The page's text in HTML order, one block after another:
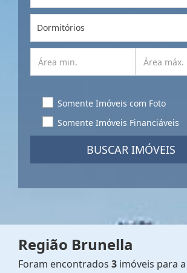
Dormitórios
Somente Imóveis com Foto
Somente Imóveis Financiáveis
BUSCAR IMÓVEIS
Região Brunella
Foram encontrados 3 imóveis para